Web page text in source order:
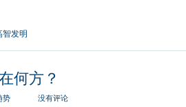
智发明
何方？
势 没有评论